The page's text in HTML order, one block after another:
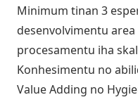
Minimum tinan 3
desenvolvimentu
procesamentu iha
Konhesimentu no
Value Adding no